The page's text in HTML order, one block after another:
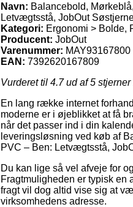
Navn: Balancebold,
Letvægtsstå, JobOut
Kategori: Ergonomi > Bolde,
Producent: JobOut
Varenummer: MAY93167800
EAN: 7392620167809
Vurderet til 4.7ud af 5 stjerner
En lang række internet
moderne er i øjeblikket at få
når det passer ind i din
leveringsløsning ved køb af
PVC – Ben: Letvægtsstå,
Du kan lige så vel afveje for
Fragtmuligheden er typisk
fragt vil dog altid vise sig at
virksomhedens adresse.